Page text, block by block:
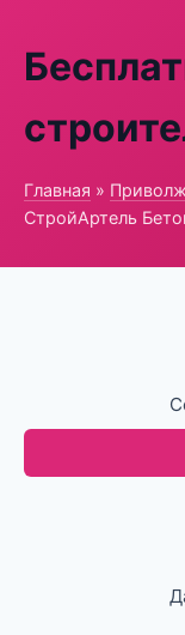
Главная »
СтройАртель